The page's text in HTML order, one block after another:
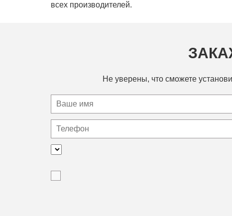
всех производителей.
Не уверены, что сможете